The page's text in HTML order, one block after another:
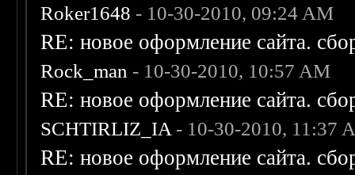
Roker1648 - 10-30-2010, 09:24 AM
RE: новое оформление сайта.
Rock_man - 10-30-2010, 10:57 AM
RE: новое оформление сайта.
SCHTIRLIZ_IA - 10-30-2010, 11:37
RE: новое оформление сайта.